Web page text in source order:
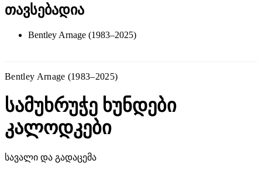
თავსებადია
Bentley Arnage (1983–2025)
Bentley Arnage (1983–2025)
სამუხრუჭე ხუნდები
კალოდკები
სავალი და გადაცემა